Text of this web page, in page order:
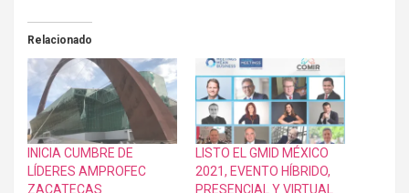
Relacionado
INICIA CUMBRE DE
LÍDERES AMPROFEC
ZACATECAS
LISTO EL GMID MÉXICO
2021, EVENTO HÍBRIDO,
PRESENCIAL Y VIRTUAL